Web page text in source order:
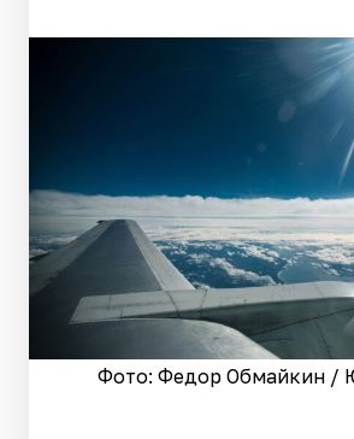
Фото: Федор Обмайкин /